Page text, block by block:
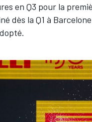
en Q3 pour la
dès la Q1 à